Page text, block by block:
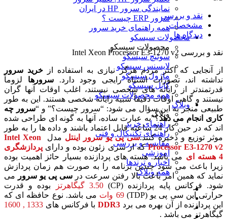
نمایندگی سرور HP در ایران
سرور ERP چیست ؟
همه راهنمای خرید سرور
محصولات سیسکو
محصولات سیسکو
سوئیچ سیسکو
لایسنس سیسکو
ماژول سیسکو
کابل سیسکو
همه محصولات سیسکو
وبلاگ
وبلاگ
راهنمای خرید
راهنمای تکنیکال و فنی
مقایسه و بررسی
آموزشی
اخبار و ترندها
همه وبلاگ
نقد و بررسی
مشخصات
دیدگاه ها
نقد و بررسی
از آنجایی که اکثر مردم هرگز نیازی به استفاده از خرید سرور
نداشته اند، تصورات اشتباه رایجی وجود دارد.سرورها لزوماً
قدرتمندتر از رایانه های شخصی نیستند، اغلب اوقات آنها گران
نیستند و گاهی اوقات دقیقاً شبیه رایانه شخصی هستند. این به طور
طبیعی منجر به این سؤال می شود: “سرور چیست؟” و “سرور چه
کاری انجام می دهد؟”به عبارت ساده، آنها به گونه ای طراحی شده
اند که در حین کار 24 ساعته قابل اعتماد باشند و داده ها را به طور
موثر توزیع و ذخیره کنند.سی پی یو سرور اینتل مدل
Intel Xeon
Processor E3-1270 v2 که از سری زئون بوده و دارای پردازشگری
4 هسته ای
می باشد. هسته های پردازنده بسیار حائز اهمیت بوده
زیرا باعث می شود چندین برنامه را به صورت هم زمان پردازش
نماید که همین امر باعث بالا رفتن سرعت در سی پی یو سرور
می
شود. فرکانس پایه پردازنده (CP)
3.50 گیگاهرتز
بوده و قدرت
حرارتی این سی پی یو (TDP)
69 وات
می باشد. نوع حافظه ای که
این پردازنده از آن بهره می برد DDR3 با فرکانس های 1333 , 1600
گیگاهرتز می باشد .